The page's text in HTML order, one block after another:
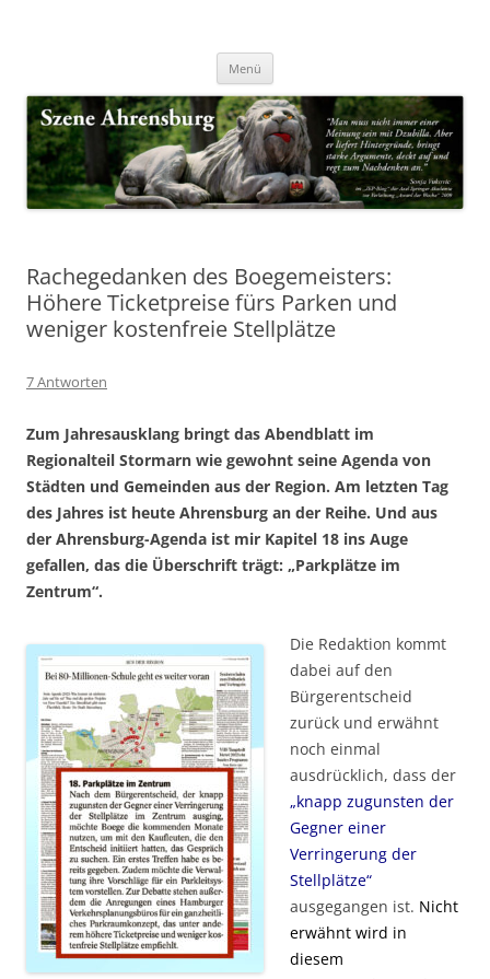
Szene Ahrensburg
Menü
Rachegedanken des Boegemeisters:
Höhere Ticketpreise fürs Parken und
weniger kostenfreie Stellplätze
7 Antworten
Zum Jahresausklang bringt das Abendblatt im
Regionalteil Stormarn wie gewohnt seine Agenda von
Städten und Gemeinden aus der Region. Am letzten Tag
des Jahres ist heute Ahrensburg an der Reihe. Und aus
der Ahrensburg-Agenda ist mir Kapitel 18 ins Auge
gefallen, das die Überschrift trägt: „Parkplätze im
Zentrum“.
Die Redaktion kommt
dabei auf den
Bürgerentscheid
zurück und erwähnt
noch einmal
ausdrücklich, dass der
„knapp zugunsten der
Gegner einer
Verringerung der
Stellplätze“
ausgegangen ist. Nicht
erwähnt wird in
diesem